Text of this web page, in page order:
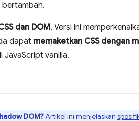
bertambah.
dan DOM. Versi ini
dapat memaketkan CSS dengan
JavaScript vanilla.
DOM?Artikel ini menjelaskan